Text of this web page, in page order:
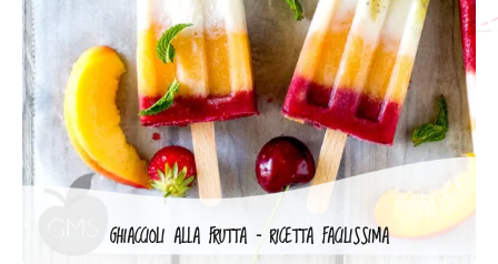
GHIACCIOLI ALLA FRUTTA – RICETTA FACILISSIMA